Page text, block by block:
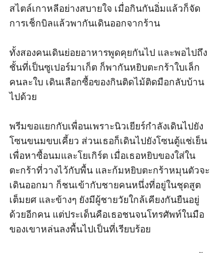
สไตล์เกาหลีอย่างสบายใจ เมื่อกินกันอิ่มแล้วก็จัด
การเช็กบิลแล้วพากันเดินออกจากร้าน
ทั้งสองคนเดินย่อยอาหารพูดคุยกันไป และพอไปถึง
ชั้นที่เป็นซูเปอร์มาเก็ต ก็พากันหยิบตะกร้าใบเล็ก
คนละใบ เดินเลือกซื้อของกินติดไม้ติดมือกลับบ้าน
ไปด้วย
พรีมขอแยกกับเพื่อนเพราะนิวเยียร์กำลังเดินไปยัง
โซนขนมขบเคี้ยว ส่วนเธอก็เดินไปยังโซนตู้แช่เย็น
เพื่อหาซื้อนมและโยเกิร์ต เมื่อเธอหยิบของใส่ใน
ตะกร้าที่วางไว้กับพื้น และก้มหยิบตะกร้าหมุนตัวจะ
เดินออกมา ก็ชนเข้ากับชายคนหนึ่งที่อยู่ในชุดสูต
เต็มยศ และข้างๆ ยังมีผู้ชายวัยใกล้เคียงกันยืนอยู่
ด้วยอีกคน แต่ประเด็นคือเธอชนจนโทรศัพท์ในมือ
ของเขาหล่นลงพื้นไปเป็นที่เรียบร้อย